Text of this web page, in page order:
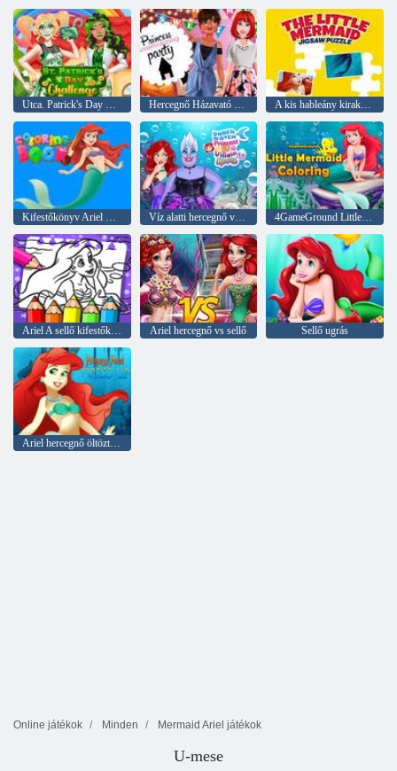
Utca. Patrick's Day Challenge Hercegnő Házavató Party A kis hableány kirakós játék
Kifestőkönyv Ariel Mermaid számára Víz alatti hercegnő vs gonosz rivalizálás 4GameGround Little Mermaid színezés
Ariel A sellő kifestőkönyv Ariel hercegnő vs sellő Sellő ugrás
Ariel hercegnő öltöztetős
Online játékok Minden Mermaid Ariel játékok
U-mese